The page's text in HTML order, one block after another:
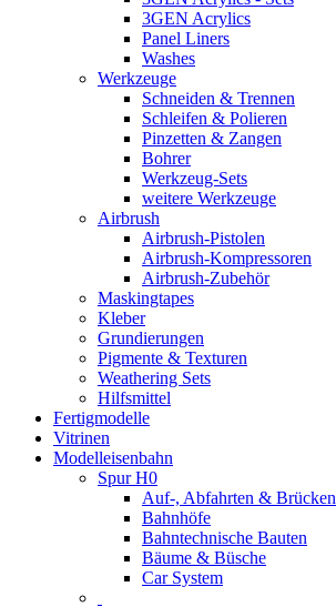
3GEN Acrylics
Panel Liners
Washes
Werkzeuge
Schneiden & Trennen
Schleifen & Polieren
Pinzetten & Zangen
Bohrer
Werkzeug-Sets
weitere Werkzeuge
Airbrush
Airbrush-Pistolen
Airbrush-Kompressoren
Airbrush-Zubehör
Maskingtapes
Kleber
Grundierungen
Pigmente & Texturen
Weathering Sets
Hilfsmittel
Fertigmodelle
Vitrinen
Modelleisenbahn
Spur H0
Auf-, Abfahrten & Brücken
Bahnhöfe
Bahntechnische Bauten
Bäume & Büsche
Car System